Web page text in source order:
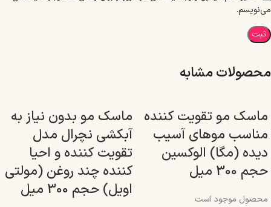
می‌نویسم.
محصولات مشابه
ماسک مو تقویت کننده
مناسب موهای آسیب
دیده (مگا) الوکسین
حجم 300 میل
محصول موجود است
ماسک مو بدون نیاز به
آبکشی نچرال مدل
تقویت کننده و احیا
کننده چند روغن (مولتی
اویل) حجم 300 میل